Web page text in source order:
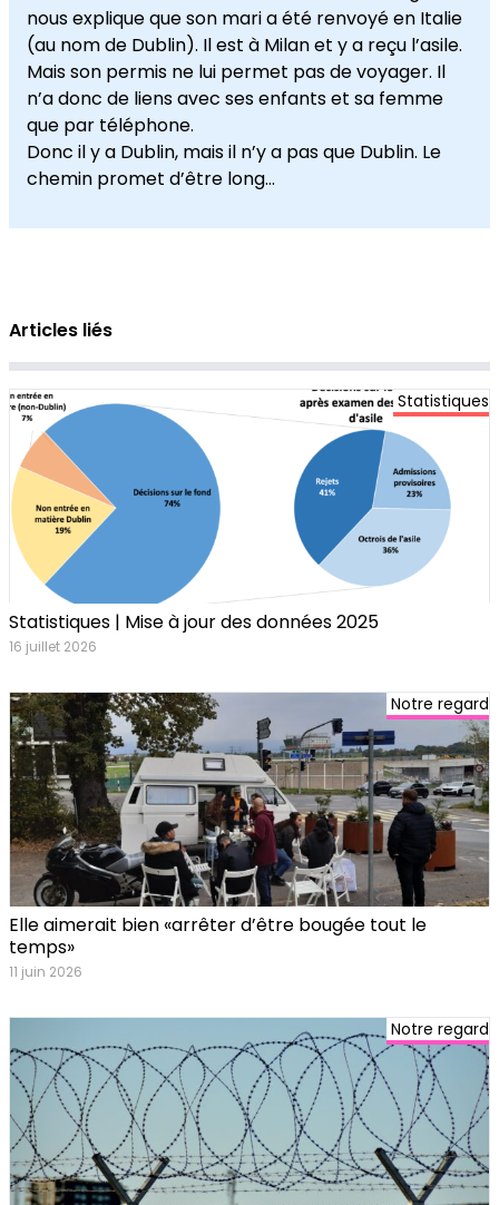
nous explique que son mari a été renvoyé en Italie
(au nom de Dublin). Il est à Milan et y a reçu l’asile.
Mais son permis ne lui permet pas de voyager. Il
n’a donc de liens avec ses enfants et sa femme
que par téléphone.
Donc il y a Dublin, mais il n’y a pas que Dublin. Le
chemin promet d’être long…
Articles liés
Statistiques
Statistiques | Mise à jour des données 2025
16 juillet 2026
Notre regard
Elle aimerait bien «arrêter d’être bougée tout le
temps»
11 juin 2026
Notre regard